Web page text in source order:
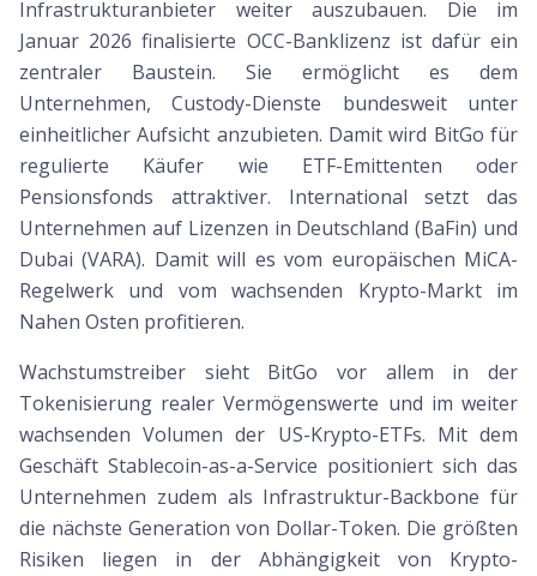
Infrastrukturanbieter weiter auszubauen. Die im
Januar 2026 finalisierte OCC-Banklizenz ist dafür ein
zentraler Baustein. Sie ermöglicht es dem
Unternehmen, Custody-Dienste bundesweit unter
einheitlicher Aufsicht anzubieten. Damit wird BitGo für
regulierte Käufer wie ETF-Emittenten oder
Pensionsfonds attraktiver. International setzt das
Unternehmen auf Lizenzen in Deutschland (BaFin) und
Dubai (VARA). Damit will es vom europäischen MiCA-
Regelwerk und vom wachsenden Krypto-Markt im
Nahen Osten profitieren.
Wachstumstreiber sieht BitGo vor allem in der
Tokenisierung realer Vermögenswerte und im weiter
wachsenden Volumen der US-Krypto-ETFs. Mit dem
Geschäft Stablecoin-as-a-Service positioniert sich das
Unternehmen zudem als Infrastruktur-Backbone für
die nächste Generation von Dollar-Token. Die größten
Risiken liegen in der Abhängigkeit von Krypto-